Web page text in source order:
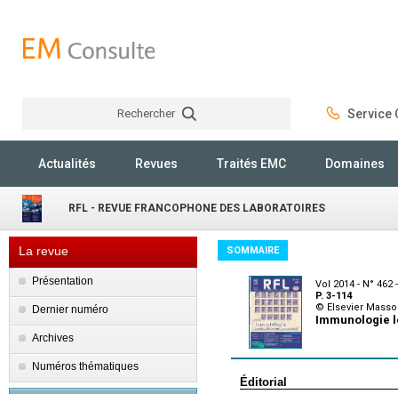
Rechercher Service
Actualités Revues Traités EMC Domaines
RFL - REVUE FRANCOPHONE DES LABORATOIRES
La revue
Présentation
Dernier numéro
Archives
Numéros thématiques
SOMMAIRE
Vol 2014 - N° 462
P. 3-114
© Elsevier
Immunologie
Éditorial